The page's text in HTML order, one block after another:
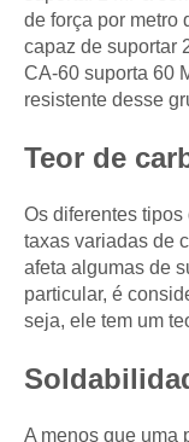
de força por metro
capaz de suportar
CA-60 suporta 60
resistente desse
Teor de
Os diferentes tipos
taxas variadas de
afeta algumas de
particular, é
seja, ele tem um
A menos que uma